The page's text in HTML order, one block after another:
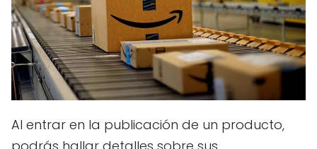
Al entrar en la publicación de un producto,